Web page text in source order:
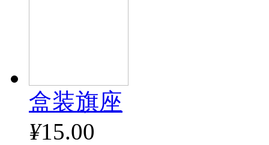
盒装旗座
¥15.00